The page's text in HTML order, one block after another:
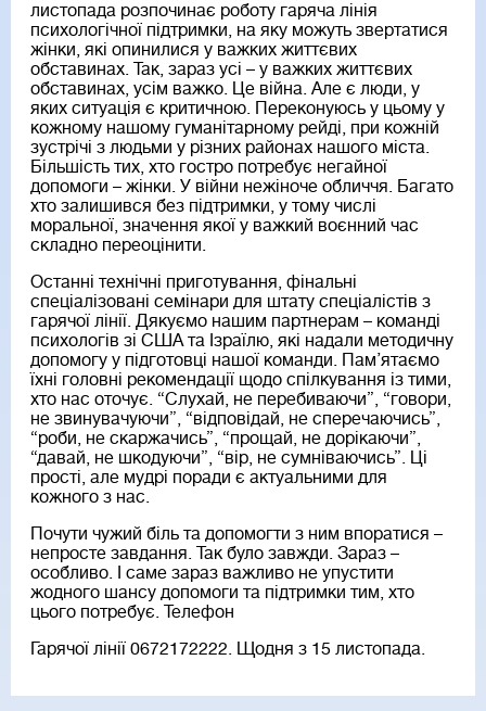
листопада розпочинає роботу гаряча лінія
психологічної підтримки, на яку можуть звертатися
жінки, які опинилися у важких життєвих
обставинах. Так, зараз усі – у важких життєвих
обставинах, усім важко. Це війна. Але є люди, у
яких ситуація є критичною. Переконуюсь у цьому у
кожному нашому гуманітарному рейді, при кожній
зустрічі з людьми у різних районах нашого міста.
Більшість тих, хто гостро потребує негайної
допомоги – жінки. У війни нежіноче обличчя. Багато
хто залишився без підтримки, у тому числі
моральної, значення якої у важкий воєнний час
складно переоцінити.
Останні технічні приготування, фінальні
спеціалізовані семінари для штату спеціалістів з
гарячої лінії. Дякуємо нашим партнерам – команді
психологів зі США та Ізраїлю, які надали методичну
допомогу у підготовці нашої команди. Пам’ятаємо
їхні головні рекомендації щодо спілкування із тими,
хто нас оточує. “Слухай, не перебиваючи”, “говори,
не звинувачуючи”, “відповідай, не сперечаючись”,
“роби, не скаржачись”, “прощай, не дорікаючи”,
“давай, не шкодуючи”, “вір, не сумніваючись”. Ці
прості, але мудрі поради є актуальними для
кожного з нас.
Почути чужий біль та допомогти з ним впоратися –
непросте завдання. Так було завжди. Зараз –
особливо. І саме зараз важливо не упустити
жодного шансу допомоги та підтримки тим, хто
цього потребує. Телефон
Гарячої лінії 0672172222. Щодня з 15 листопада.